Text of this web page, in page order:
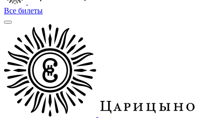
Все билеты